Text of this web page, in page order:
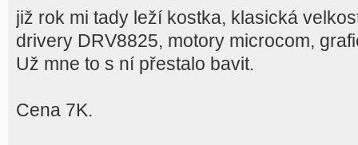
již rok mi tady leží kostka, klasická
drivery DRV8825, motory microcom,
Už mne to s ní přestalo bavit.
Cena 7K.